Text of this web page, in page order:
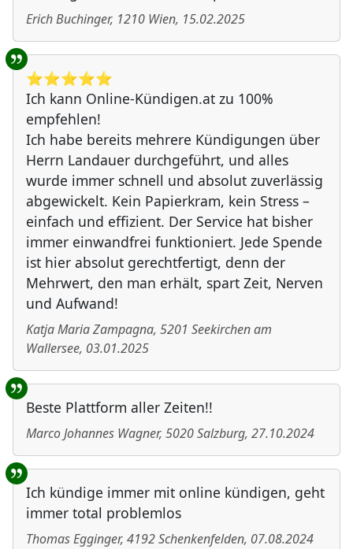
Erich Buchinger, 1210 Wien, 15.02.2025
⭐️⭐️⭐️⭐️⭐️
Ich kann Online-Kündigen.at zu 100%
empfehlen!
Ich habe bereits mehrere Kündigungen über
Herrn Landauer durchgeführt, und alles
wurde immer schnell und absolut zuverlässig
abgewickelt. Kein Papierkram, kein Stress –
einfach und effizient. Der Service hat bisher
immer einwandfrei funktioniert. Jede Spende
ist hier absolut gerechtfertigt, denn der
Mehrwert, den man erhält, spart Zeit, Nerven
und Aufwand!
Katja Maria Zampagna, 5201 Seekirchen am
Wallersee, 03.01.2025
Beste Plattform aller Zeiten!!
Marco Johannes Wagner, 5020Salzburg, 27.10.2024
Ich kündige immer mit online kündigen, geht
immer total problemlos
Thomas Egginger, 4192Schenkenfelden, 07.08.2024